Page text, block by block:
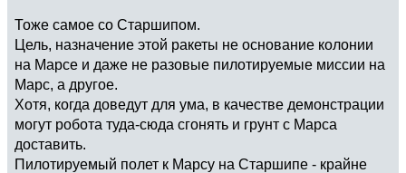
Тоже самое со Старшипом.
Цель, назначение этой ракеты не основание колонии
на Марсе и даже не разовые пилотируемые миссии на
Марс, а другое.
Хотя, когда доведут для ума, в качестве демонстрации
могут робота туда-сюда сгонять и грунт с Марса
доставить.
Пилотируемый полет к Марсу на Старшипе - крайне